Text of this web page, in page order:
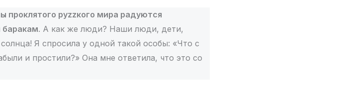
проклятого руzzкого мира радуются
. А как же люди? Наши люди, дети,
Я спросила у одной такой особы: «Что с
и простили?» Она мне ответила, что это со